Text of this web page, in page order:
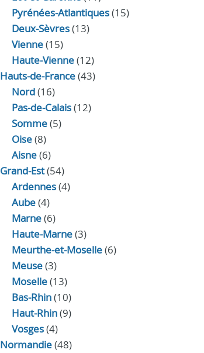
Pyrénées-Atlantiques(15)
Deux-Sèvres(13)
Vienne(15)
Haute-Vienne(12)
Hauts-de-France(43)
Nord(16)
Pas-de-Calais(12)
Somme(5)
Oise(8)
Aisne(6)
Grand-Est(54)
Ardennes(4)
Aube(4)
Marne(6)
Haute-Marne(3)
Meurthe-et-Moselle(6)
Meuse(3)
Moselle(13)
Bas-Rhin(10)
Haut-Rhin(9)
Vosges(4)
Normandie(48)